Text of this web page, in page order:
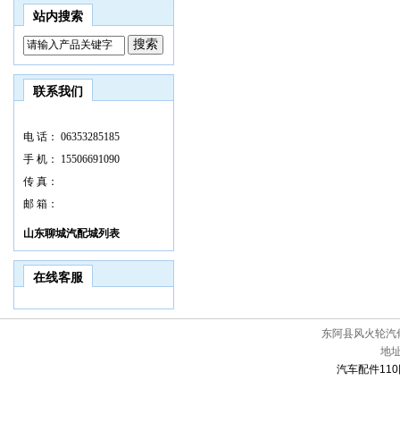
站内搜索
联系我们
电 话： 06353285185
手 机：
15506691090
传 真：
邮 箱：
山东聊城汽配城列表
在线客服
东阿县风火轮汽
地
汽车配件